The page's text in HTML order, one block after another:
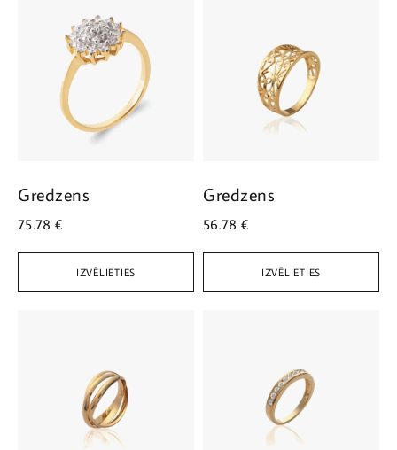
IZVĒLIETIES
Gredzens
75.78 €
IZVĒLIETIES
Gredzens
56.78 €